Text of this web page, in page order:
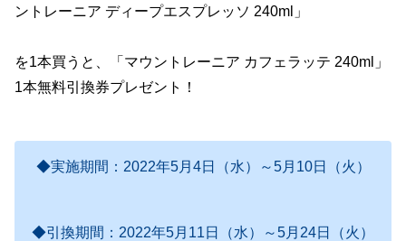
ントレーニア ディープエスプレッソ 240ml」
を1本買うと、「マウントレーニア カフェラッテ 240ml」
1本無料引換券プレゼント！
◆実施期間：2022年5月4日（水）～5月10日（火）
◆引換期間：2022年5月11日（水）～5月24日（火）